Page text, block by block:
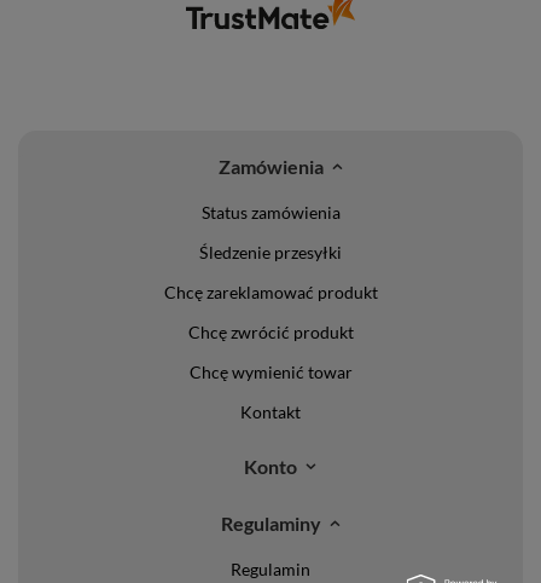
Zamówienia
Status zamówienia
Śledzenie przesyłki
Chcę zareklamować produkt
Chcę zwrócić produkt
Chcę wymienić towar
Kontakt
Konto
Regulaminy
Regulamin